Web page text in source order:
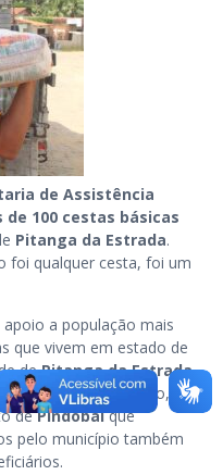
de Assistência
de 100 cestas básicas
Pitanga da Estrada.
foi qualquer cesta, foi um
a população mais
que vivem em estado de
dePitanga da Estrada
a receber o benefício,
dePindobalque
pelo município também